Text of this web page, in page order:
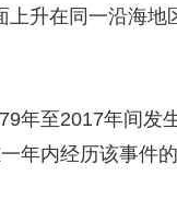
球 网球 综合体
乐龄 阅读
攻略 海洋 时尚
升在同一沿海地
至2017年间发
年内经历该事件